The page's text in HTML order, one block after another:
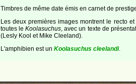
Timbres de même date émis en carnet de
Les deux premières images montrent le recto
toutes leKoolasuchus , avec un texte de
(Lesly Kool et Mike Cleeland).
L'amphibien est un Koolasuchus cleelandi.